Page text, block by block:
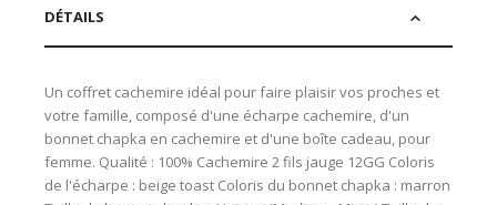
DÉTAILS
Un coffret cachemire idéal pour faire plaisir vos proches et
votre famille, composé d'une écharpe cachemire, d'un
bonnet chapka en cachemire et d'une boîte cadeau, pour
femme. Qualité : 100% Cachemire 2 fils jauge 12GG Coloris
de l'écharpe : beige toast Coloris du bonnet chapka : marron